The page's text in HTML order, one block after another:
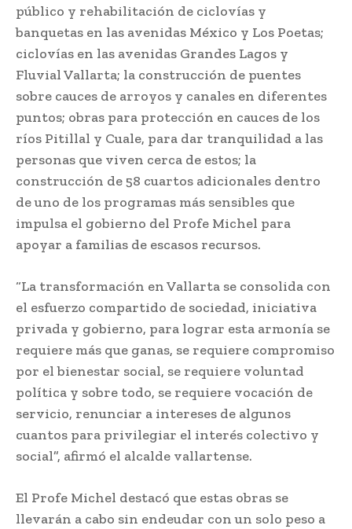
público y rehabilitación de ciclovías y
banquetas en las avenidas México y Los Poetas;
ciclovías en las avenidas Grandes Lagos y
Fluvial Vallarta; la construcción de puentes
sobre cauces de arroyos y canales en diferentes
puntos; obras para protección en cauces de los
ríos Pitillal y Cuale, para dar tranquilidad a las
personas que viven cerca de estos; la
construcción de 58 cuartos adicionales dentro
de uno de los programas más sensibles que
impulsa el gobierno del Profe Michel para
apoyar a familias de escasos recursos.
“La transformación en Vallarta se consolida con
el esfuerzo compartido de sociedad, iniciativa
privada y gobierno, para lograr esta armonía se
requiere más que ganas, se requiere compromiso
por el bienestar social, se requiere voluntad
política y sobre todo, se requiere vocación de
servicio, renunciar a intereses de algunos
cuantos para privilegiar el interés colectivo y
social”, afirmó el alcalde vallartense.
El Profe Michel destacó que estas obras se
llevarán a cabo sin endeudar con un solo peso a